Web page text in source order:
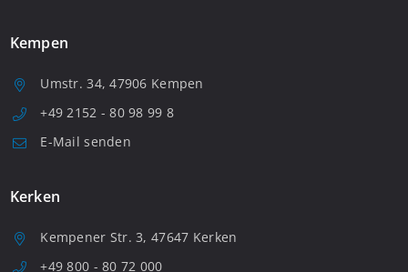
Kempen
Umstr. 34, 47906 Kempen
+49 2152 - 80 98 99 8
E-Mail senden
Kerken
Kempener Str. 3, 47647 Kerken
+49 800 - 80 72 000